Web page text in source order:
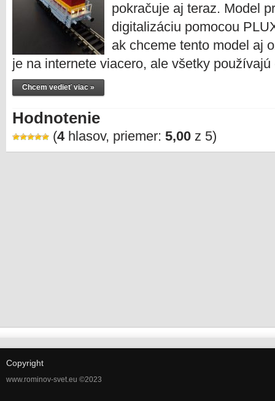
pokračuje aj teraz. Model
digitalizáciu pomocou
ak chceme tento model aj
je na internete viacero, ale všetky
Chcem vedieť viac »
Hodnotenie
(4hlasov, priemer: 5,00 z 5)
Copyright
www.rominov-svet.eu ©2023